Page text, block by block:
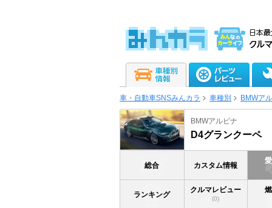
車・自動車SNSみんカラ 車種別 BMWア
BMWアルピナ
D4グランクーペ
総合 カスタム情報
ランキング
クルマレビュー
(0)